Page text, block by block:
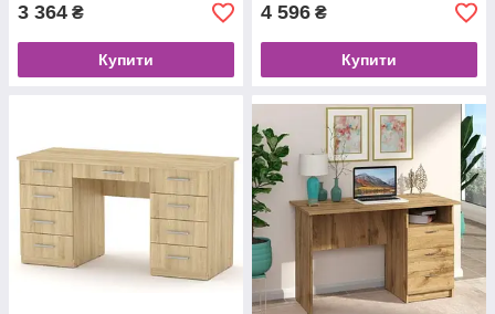
3 364 ₴
Купити
4 596 ₴
Купити